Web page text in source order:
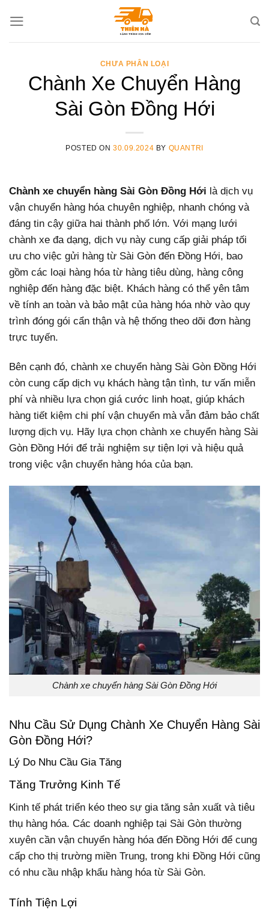
CHƯA PHÂN LOẠI
Chành Xe Chuyển Hàng
Sài Gòn Đồng Hới
POSTED ON30.09.2024 BY QUANTRI
Chành xe chuyển hàng Sài Gòn Đồng Hới là dịch vụ
vận chuyển hàng hóa chuyên nghiệp, nhanh chóng và
đáng tin cậy giữa hai thành phố lớn. Với mạng lưới
chành xe đa dạng, dịch vụ này cung cấp giải pháp tối
ưu cho việc gửi hàng từ Sài Gòn đến Đồng Hới, bao
gồm các loại hàng hóa từ hàng tiêu dùng, hàng công
nghiệp đến hàng đặc biệt. Khách hàng có thể yên tâm
về tính an toàn và bảo mật của hàng hóa nhờ vào quy
trình đóng gói cẩn thận và hệ thống theo dõi đơn hàng
trực tuyến.
Bên cạnh đó, chành xe chuyển hàng Sài Gòn Đồng Hới
còn cung cấp dịch vụ khách hàng tận tình, tư vấn miễn
phí và nhiều lựa chọn giá cước linh hoạt, giúp khách
hàng tiết kiệm chi phí vận chuyển mà vẫn đảm bảo chất
lượng dịch vụ. Hãy lựa chọn chành xe chuyển hàng Sài
Gòn Đồng Hới để trải nghiệm sự tiện lợi và hiệu quả
trong việc vận chuyển hàng hóa của bạn.
Chành xe chuyển hàng Sài Gòn Đồng Hới
Nhu Cầu Sử Dụng Chành Xe Chuyển Hàng Sài
Gòn Đồng Hới?
Lý Do Nhu Cầu Gia Tăng
Tăng Trưởng Kinh Tế
Kinh tế phát triển kéo theo sự gia tăng sản xuất và tiêu
thụ hàng hóa. Các doanh nghiệp tại Sài Gòn thường
xuyên cần vận chuyển hàng hóa đến Đồng Hới để cung
cấp cho thị trường miền Trung, trong khi Đồng Hới cũng
có nhu cầu nhập khẩu hàng hóa từ Sài Gòn.
Tính Tiện Lợi